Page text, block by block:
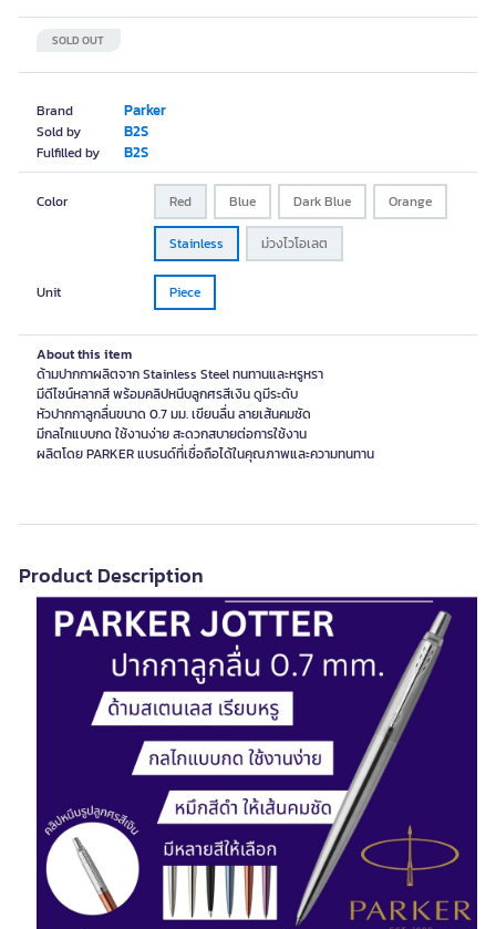
Brand Parker
Sold by B2S
Fulfilled by B2S
SOLD OUT
Color Red Blue Dark Blue Orange
Stainless ม่วงไวโอเลต
Unit Piece
About this item
ด้ามปากกาผลิตจาก Stainless Steel ทนทานและหรูหรา
มีดีไซน์หลากสี พร้อมคลิปหนีบลูกศรสีเงิน ดูมีระดับ
หัวปากกาลูกลื่นขนาด 0.7 มม. เขียนลื่น ลายเส้นคมชัด
มีกลไกแบบกด ใช้งานง่าย สะดวกสบายต่อการใช้งาน
ผลิตโดย PARKER แบรนด์ที่เชื่อถือได้ในคุณภาพและความทนทาน
Product Description